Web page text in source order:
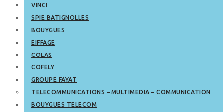
VINCI
SPIE BATIGNOLLES
BOUYGUES
EIFFAGE
COLAS
COFELY
GROUPE FAYAT
TELECOMMUNICATIONS – MULTIMEDIA – COMMUNICATION
BOUYGUES TELECOM